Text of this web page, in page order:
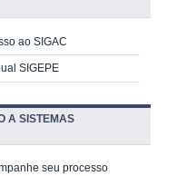
ao SIGAC
SIGEPE
A SISTEMAS
seu processo